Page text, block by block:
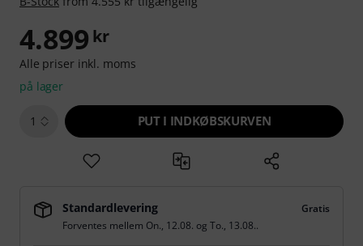
4.899 kr
Alle priser inkl. moms
på lager
1 PUT I INDKØBSKURVEN
Standardlevering
Gratis
Forventes mellem On., 12.08. og To., 13.08..